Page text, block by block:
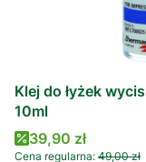
Klej do łyżek
10ml
Cena promocyjna
39,90 zł
Cena regularna: 49,00 zł